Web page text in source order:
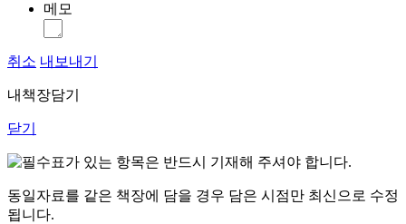
메모
취소 내보내기
내책장담기
닫기
표가 있는 항목은 반드시 기재해 주셔야 합니다.
동일자료를 같은 책장에 담을 경우 담은 시점만 최신으로 수정
됩니다.